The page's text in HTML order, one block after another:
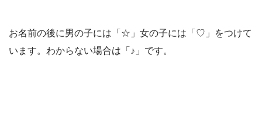
お名前の後に男の子には「☆」女の子には「♡」をつけて
います。わからない場合は「♪」です。